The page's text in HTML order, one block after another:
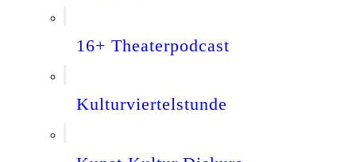
16+ Theaterpodcast
Kulturviertelstunde